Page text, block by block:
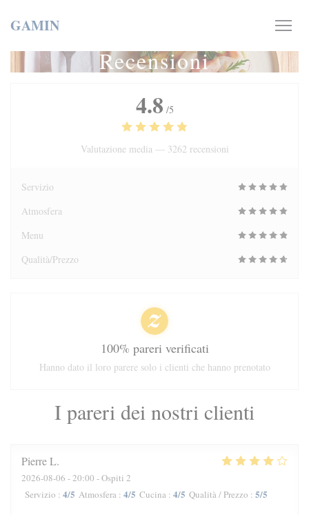
GAMIN
Recensioni
I pareri dei nostri clienti
PierreL
2026-08-06 - 20:00 - Ospiti 2
Servizio : 4/5 Atmosfera : 4/5 Cucina : 4/5 Qualità / Prezzo : 5/5
4.8 /5
Valutazione media — 3262 recensioni
Servizio
Atmosfera
Menu
Qualità/Prezzo
100% pareri verificati
Hanno dato il loro parere solo i clienti che hanno prenotato